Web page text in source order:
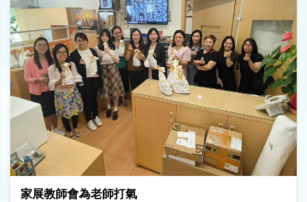
家展教師會為老師打氣